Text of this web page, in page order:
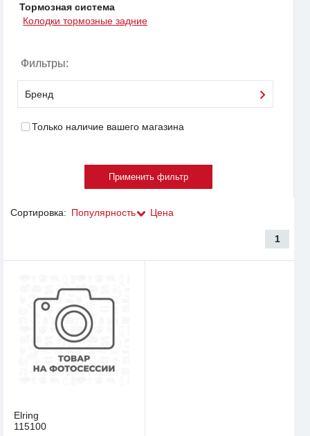
Тормозная система
Колодки тормозные задние
Фильтры:
Бренд
Только наличие вашего магазина
Сортировка: Популярность Цена
1
Elring
115100